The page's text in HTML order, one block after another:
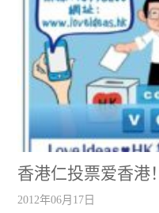
香港仁投票爱香港！
2012年06月17日